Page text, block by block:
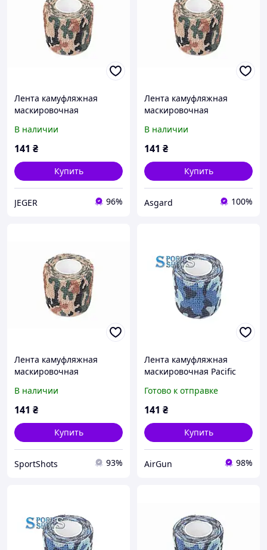
Лента камуфляжная
маскировочная
В наличии
141 ₴
Купить
JEGER 96%
Лента камуфляжная
маскировочная
В наличии
141 ₴
Купить
Asgard 100%
Лента камуфляжная
маскировочная
В наличии
141 ₴
Купить
SportShots 93%
Лента камуфляжная
маскировочная Pacific
Готово к отправке
141 ₴
Купить
AirGun 98%